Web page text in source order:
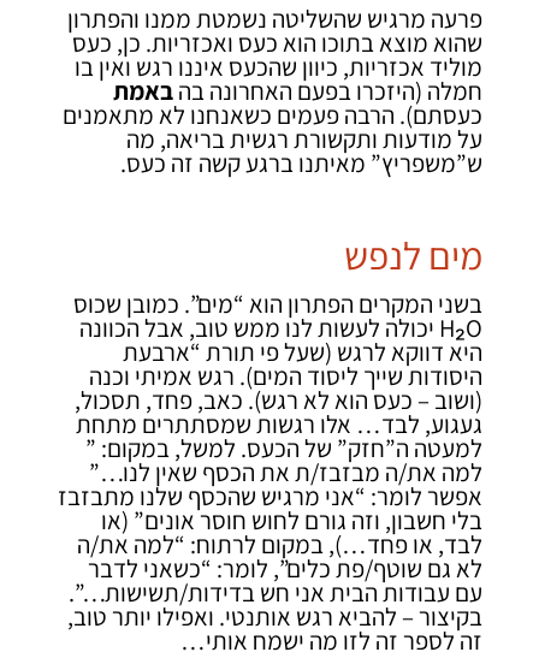
פרעה מרגיש שהשליטה נשמטת ממנו והפתרון
שהוא מוצא בתוכו הוא כעס ואכזריות. כן, כעס
מוליד אכזריות, כיוון שהכעס איננו רגש ואין בו
חמלה (היזכרו בפעם האחרונה בהבאמת
כעסתם). הרבה פעמים כשאנחנו לא מתאמנים
על מודעות ותקשורת רגשית בריאה, מה
ש”משפריץ” מאיתנו ברגע קשה זה כעס.
מים לנפש
בשני המקרים הפתרון הוא “מים”. כמובן שכוס
H₂O יכולה לעשות לנו ממש טוב, אבל הכוונה
היא דווקא לרגש (שעל פי תורת “ארבעת
היסודות שייך ליסוד המים). רגש אמיתי וכנה
(ושוב – כעס הוא לא רגש). כאב, פחד, תסכול,
געגוע, לבד… אלו רגשות שמסתתרים מתחת
למעטה ה”חזק” של הכעס. למשל, במקום: ”
למה את/ה מבזבז/ת את הכסף שאין לנו…”
אפשר לומר: “אני מרגיש שהכסף שלנו מתבזבז
בלי חשבון, וזה גורם לחוש חוסר אונים” (או
לבד, או פחד…), במקום לרתוח: “למה את/ה
לא גם שוטף/פת כלים”, לומר: “כשאני לדבר
עם עבודות הבית אני חש בדידות/תשישות…”.
בקיצור – להביא רגש אותנטי. ואפילו יותר טוב,
זה לספר זה לזו מה ישמח אותי…